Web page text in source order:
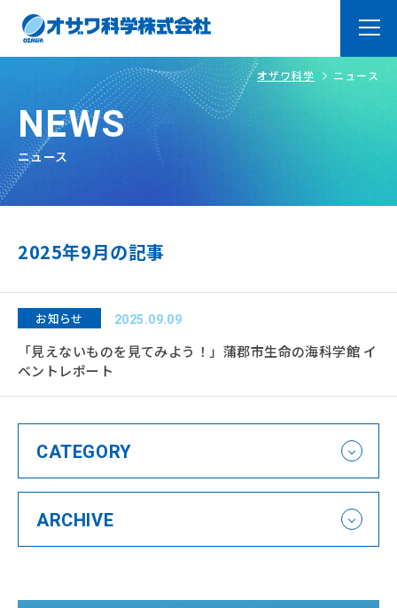
トップページ Top
オザワ科学の強み About
オリジナル製品
取扱メーカー
会社案内 Company
経営理念
沿革
拠点一覧
環境/CSR活動
オザワ科学 ニュース
NEWS
ニュース
2025年9月の記事
お知らせ
2025.09.09
「見えないものを見てみよう！」蒲郡市生命の海科学館 イ
ベントレポート
CATEGORY
ARCHIVE